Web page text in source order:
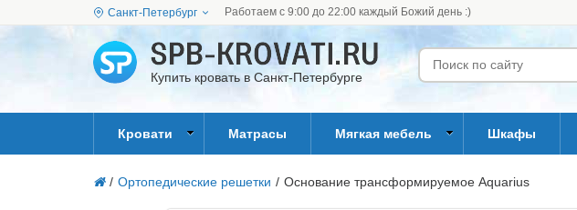
Санкт-Петербург Работаем с 9:00 до 22:00 каждый Божий день :)
Купить кровать в Санкт-Петербурге
Кровати Матрасы Мягкая мебель Шкафы
/ Ортопедические решетки / Основание трансформируемое Aquarius